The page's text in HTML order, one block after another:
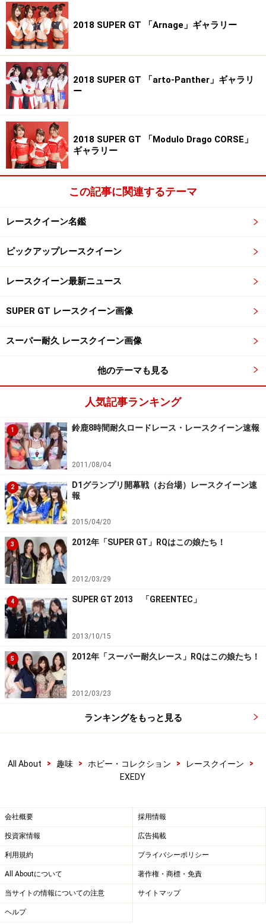
2018 SUPER GT 「Arnage」ギャラリー
2018 SUPER GT 「arto-Panther」ギャラリ
ー
2018 SUPER GT 「Modulo Drago CORSE」
ギャラリー
この記事に関連するテーマ
レースクイーン名鑑
ピックアップレースクイーン
レースクイーン最新ニュース
SUPER GT レースクイーン画像
スーパー耐久 レースクイーン画像
他のテーマも見る
人気記事ランキング
1 鈴鹿8時間耐久ロードレース・レースクイーン速報
2011/08/04
2
D1グランプリ開幕戦（お台場）レースクイーン速
報
2015/04/20
3 2012年「SUPER GT」RQはこの娘たち！
2012/03/29
4 SUPER GT 2013 「GREENTEC」
2013/10/15
5 2012年「スーパー耐久レース」RQはこの娘たち！
2012/03/23
ランキングをもっと見る
All About > 趣味 > ホビー・コレクション > レースクイーン
>
EXEDY
会社概要 採用情報
投資家情報 広告掲載
利用規約 プライバシーポリシー
All Aboutについて 著作権・商標・免責
当サイトの情報についての注意 サイトマップ
ヘルプ